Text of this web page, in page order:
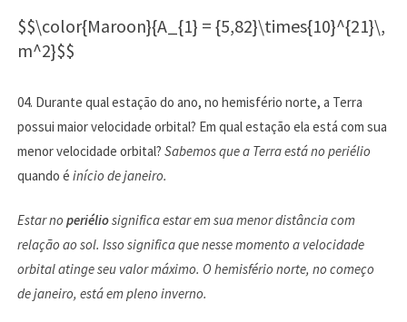
$$\color{Maroon}{A_{1} = {5,82}\times{10}^{21}\,
m^2}$$
04. Durante qual estação do ano, no hemisfério norte, a Terra
possui maior velocidade orbital? Em qual estação ela está com sua
menor velocidade orbital? Sabemos que a Terra está no periélio
quando é início de janeiro.
Estar no periéliosignifica estar em sua menor distância com
relação ao sol. Isso significa que nesse momento a velocidade
orbital atinge seu valor máximo. O hemisfério norte, no começo
de janeiro, está em pleno inverno.